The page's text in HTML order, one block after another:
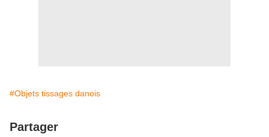
#Objets tissages danois
Partager